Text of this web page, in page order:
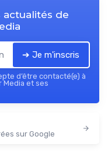
actualités de
➔ Je m'inscris
d’être contacté(e) à
Media et ses
sur Google